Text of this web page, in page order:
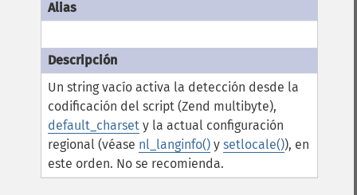
Un string vacío activa la detección desde la
codificación del script (Zend multibyte),
default_charset y la actual configuración
regional (véase nl_langinfo() ysetlocale()), en
este orden. No se recomienda.